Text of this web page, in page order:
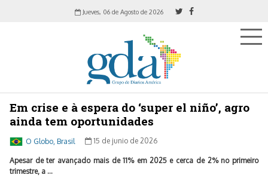
Jueves, 06 de Agosto de 2026
Em crise e à espera do ‘super el niño’, agro
ainda tem oportunidades
O Globo, Brasil 15 de junio de 2026
Apesar de ter avançado mais de 11% em 2025 e cerca de 2% no primeiro
trimestre, a ...